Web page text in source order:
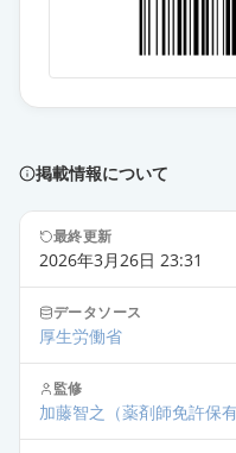
掲載情報について
最終更新
2026年3月26日 23:31
データソース
厚生労働省
監修
加藤智之 （薬剤師免許保有